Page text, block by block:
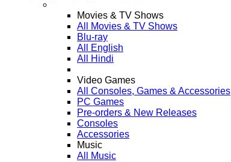
Movies & TV Shows
All Movies & TV Shows
Blu-ray
All English
All Hindi
Video Games
All Consoles, Games & Accessories
PC Games
Pre-orders & New Releases
Consoles
Accessories
Music
All Music